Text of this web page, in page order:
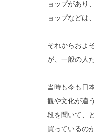
ョップがあり
ョップなどは
それからおよ
が、一般の人
当時も今も日
観や文化が違
段を聞いて、
買っているの